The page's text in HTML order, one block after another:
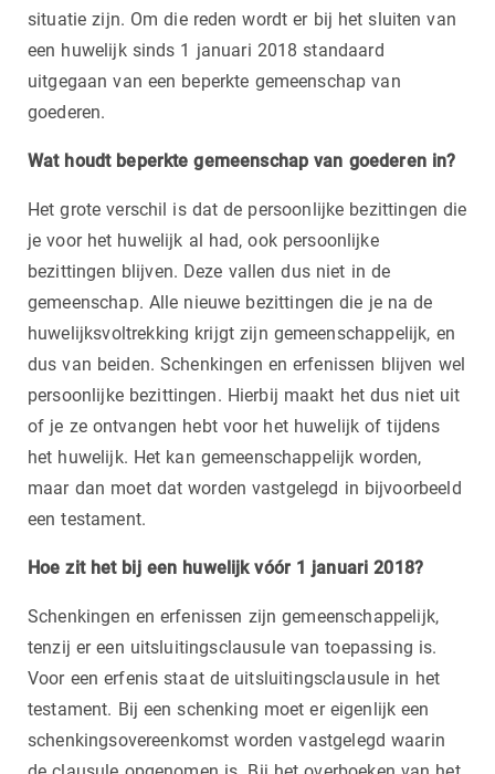
situatie zijn. Om die reden wordt er bij het sluiten van
een huwelijk sinds 1 januari 2018 standaard
uitgegaan van een beperkte gemeenschap van
goederen.
Wat houdt beperkte gemeenschap van goederen in?
Het grote verschil is dat de persoonlijke bezittingen die
je voor het huwelijk al had, ook persoonlijke
bezittingen blijven. Deze vallen dus niet in de
gemeenschap. Alle nieuwe bezittingen die je na de
huwelijksvoltrekking krijgt zijn gemeenschappelijk, en
dus van beiden. Schenkingen en erfenissen blijven wel
persoonlijke bezittingen. Hierbij maakt het dus niet uit
of je ze ontvangen hebt voor het huwelijk of tijdens
het huwelijk. Het kan gemeenschappelijk worden,
maar dan moet dat worden vastgelegd in bijvoorbeeld
een testament.
Hoe zit het bij een huwelijk vóór 1 januari 2018?
Schenkingen en erfenissen zijn gemeenschappelijk,
tenzij er een uitsluitingsclausule van toepassing is.
Voor een erfenis staat de uitsluitingsclausule in het
testament. Bij een schenking moet er eigenlijk een
schenkingsovereenkomst worden vastgelegd waarin